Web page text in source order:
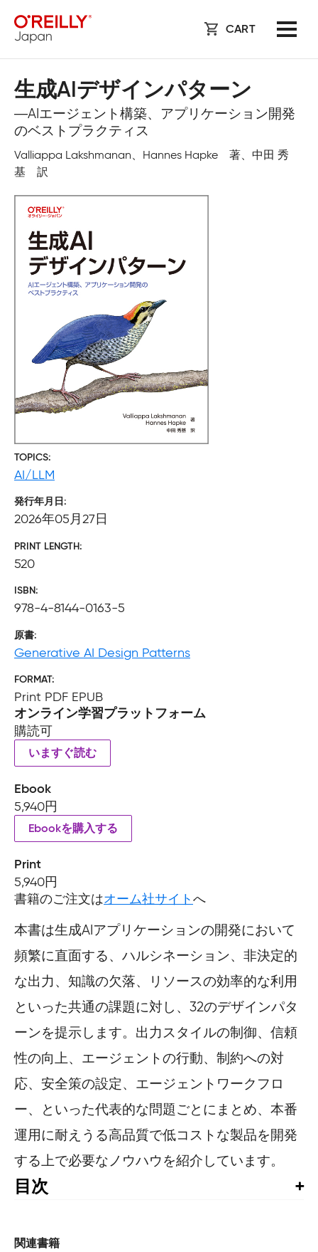
CART
生成AIデザインパターン
―AIエージェント構築、アプリケーション開発
のベストプラクティス
Valliappa Lakshmanan、Hannes Hapke 著、中田 秀
基 訳
TOPICS
AI/LLM
発行年月日
2026年05月27日
PRINT LENGTH
520
ISBN
978-4-8144-0163-5
原書
Generative AI Design Patterns
FORMAT
Print PDF EPUB
オンライン学習プラットフォーム
購読可
いますぐ読む
Ebook
5,940円
Ebookを購入する
Print
5,940円
書籍のご注文はオーム社サイトへ
本書は生成AIアプリケーションの開発において
頻繁に直面する、ハルシネーション、非決定的
な出力、知識の欠落、リソースの効率的な利用
といった共通の課題に対し、32のデザインパタ
ーンを提示します。出力スタイルの制御、信頼
性の向上、エージェントの行動、制約への対
応、安全策の設定、エージェントワークフロ
ー、といった代表的な問題ごとにまとめ、本番
運用に耐えうる高品質で低コストな製品を開発
する上で必要なノウハウを紹介しています。
目次
1章　はじめに
関連書籍